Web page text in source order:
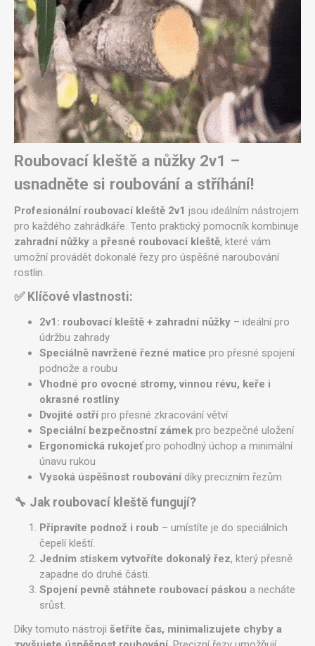
Roubovací kleště a nůžky 2v1 –
usnadněte si roubování a stříhání!
Profesionální roubovací kleště 2v1 jsou ideálním nástrojem
pro každého zahrádkáře. Tento praktický pomocník kombinuje
zahradní nůžky a přesné roubovací kleště, které vám
umožní provádět dokonalé řezy pro úspěšné naroubování
rostlin.
✅ Klíčové vlastnosti:
2v1: roubovací kleště + zahradní nůžky – ideální pro
údržbu zahrady
Speciálně navržené řezné matice pro přesné spojení
podnože a roubu
Vhodné pro ovocné stromy, vinnou révu, keře i
okrasné rostliny
Dvojité ostřípro přesné zkracování větví
Speciální bezpečnostní zámek pro bezpečné uložení
Ergonomická rukojeťpro pohodlný úchop a minimální
únavu rukou
Vysoká úspěšnost roubovánídíky precizním řezům
🔧 Jak roubovací kleště fungují?
Připravíte podnož i roub – umístíte je do speciálních
čepelí kleští.
Jedním stiskem vytvoříte dokonalý řez, který přesně
zapadne do druhé části.
Spojení pevně stáhnete roubovací páskou a necháte
srůst.
Díky tomuto nástroji šetříte čas, minimalizujete chyby a